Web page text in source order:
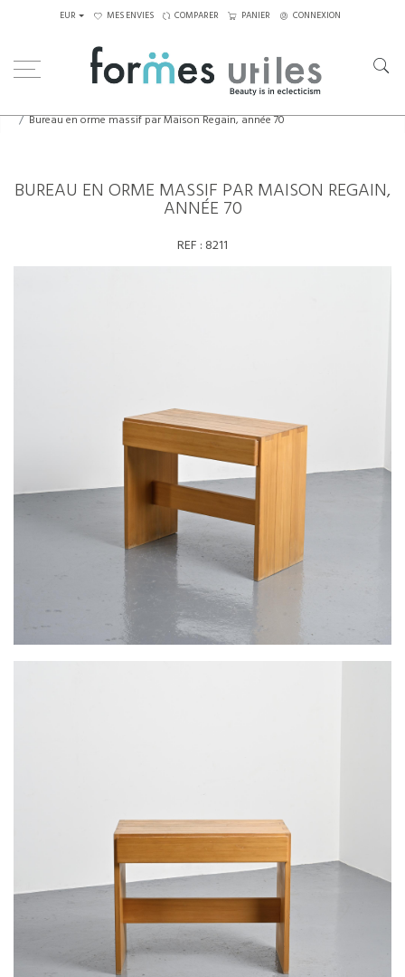
EUR MES ENVIES COMPARER PANIER CONNEXION
Bureau en orme massif par Maison Regain, année 70
BUREAU EN ORME MASSIF PAR MAISON REGAIN,
ANNÉE 70
REF : 8211